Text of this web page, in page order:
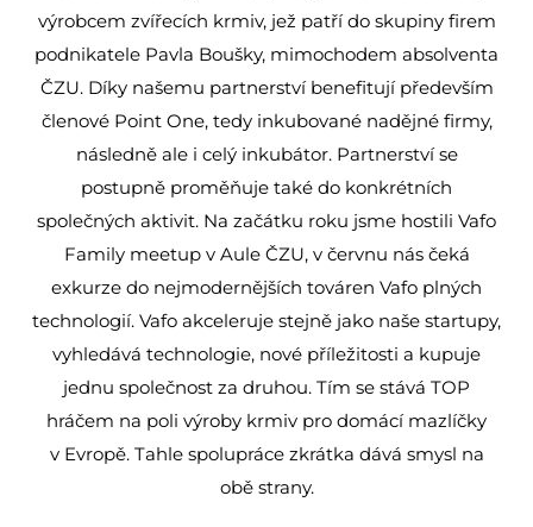
výrobcem zvířecích krmiv, jež patří do skupiny firem
podnikatele Pavla Boušky, mimochodem absolventa
ČZU. Díky našemu partnerství benefitují především
členové Point One, tedy inkubované nadějné firmy,
následně ale i celý inkubátor. Partnerství se
postupně proměňuje také do konkrétních
společných aktivit. Na začátku roku jsme hostili Vafo
Family meetup v Aule ČZU, v červnu nás čeká
exkurze do nejmodernějších továren Vafo plných
technologií. Vafo akceleruje stejně jako naše startupy,
vyhledává technologie, nové příležitosti a kupuje
jednu společnost za druhou. Tím se stává TOP
hráčem na poli výroby krmiv pro domácí mazlíčky
v Evropě. Tahle spolupráce zkrátka dává smysl na
obě strany.